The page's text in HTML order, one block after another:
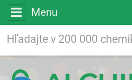
Menu
Vyhľadávanie